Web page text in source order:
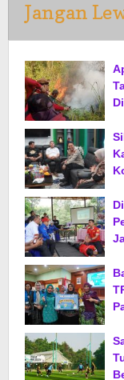
Jangan